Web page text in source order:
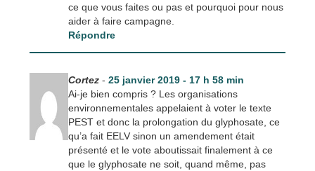
ce que vous faites ou pas et pourquoi pour nous
aider à faire campagne.
Répondre
Cortez- 25 janvier 2019 - 17 h 58 min
Ai-je bien compris ? Les organisations
environnementales appelaient à voter le texte
PEST et donc la prolongation du glyphosate, ce
qu’a fait EELV sinon un amendement était
présenté et le vote aboutissait finalement à ce
que le glyphosate ne soit, quand même, pas